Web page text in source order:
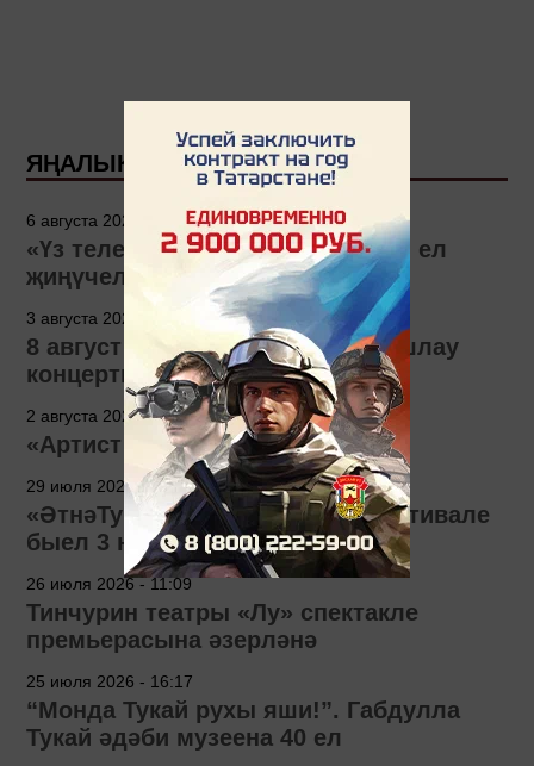
ЯҢАЛЫКЛАР
6 августа 2026 - 15:00
«Үз телем» бәйгесенең 2026 нчы ел
җиңүчеләре билгеле!
3 августа 2026 - 14:04
8 август Зуля Камаловага багышлау
концерты узачак
2 августа 2026 - 10:55
«Артист сүзе» сәхифәсе
29 июля 2026 - 12:00
«ӘтнәТуй» фольклор-этник фестивале
быел 3 нче тапкыр узачак
26 июля 2026 - 11:09
Тинчурин театры «Лу» спектакле
премьерасына әзерләнә
25 июля 2026 - 16:17
“Монда Тукай рухы яши!”. Габдулла
Тукай әдәби музеена 40 ел